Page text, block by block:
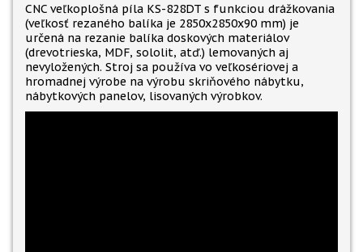
CNC veľkoplošná píla KS-828DT s funkciou drážkovania
(veľkosť rezaného balíka je 2850x2850x90 mm) je
určená na rezanie balíka doskových materiálov
(drevotrieska, MDF, sololit, atď.) lemovaných aj
nevyložených. Stroj sa používa vo veľkosériovej a
hromadnej výrobe na výrobu skriňového nábytku,
nábytkových panelov, lisovaných výrobkov.